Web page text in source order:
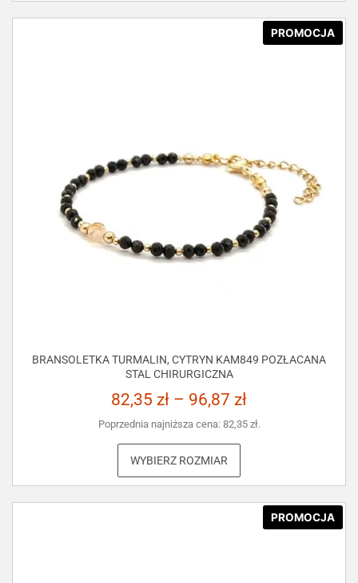
PROMOCJA
BRANSOLETKA TURMALIN, CYTRYN KAM849 POZŁACANA
STAL CHIRURGICZNA
82,35 zł – 96,87 zł
Poprzednia najniższa cena: 82,35 zł.
WYBIERZ ROZMIAR
PROMOCJA